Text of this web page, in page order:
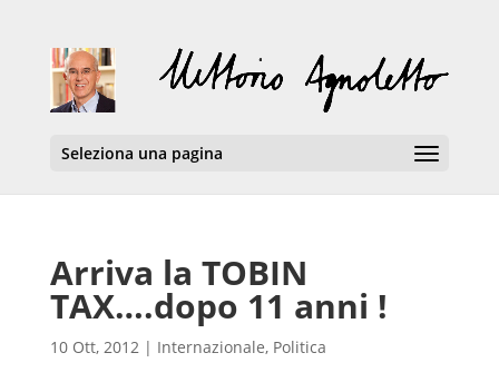
Seleziona una pagina
Arriva la TOBIN
TAX….dopo 11 anni !
10 Ott, 2012| Internazionale, Politica